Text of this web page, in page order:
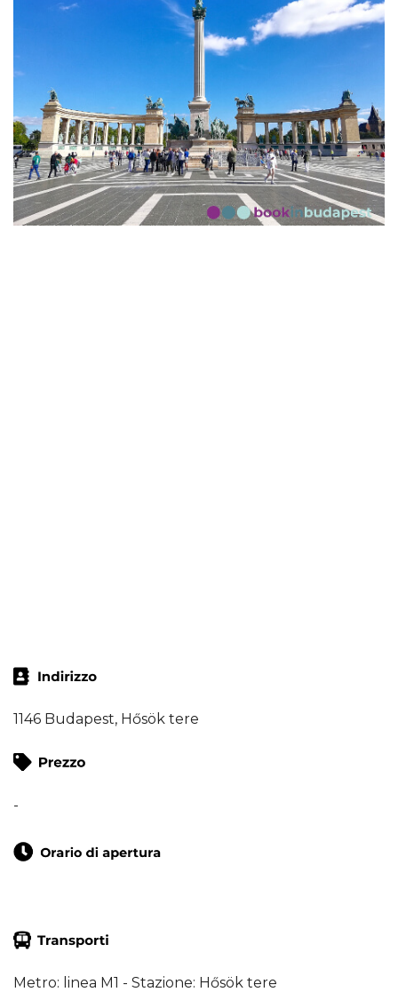
1146 Budapest, Hősök tere
-
Metro: linea M1 - Stazione: Hősök tere